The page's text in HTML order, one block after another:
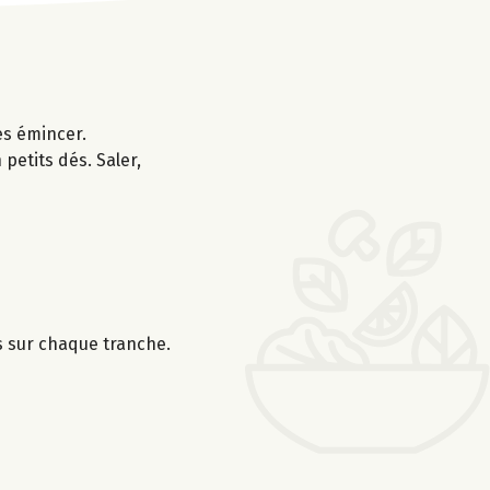
émincer.
dés. Saler,
chaque tranche.